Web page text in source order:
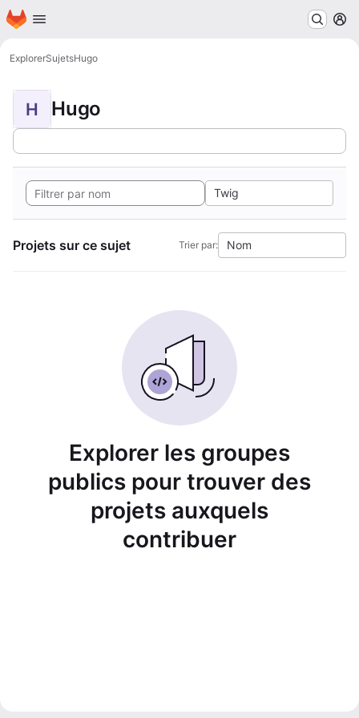
Passer au contenu principal
Page d'accueil
ExplorerSujetsHugo
H Hugo
Twig
Projets sur ce sujet Trier par: Nom
Explorer les groupes
publics pour trouver des
projets auxquels
contribuer